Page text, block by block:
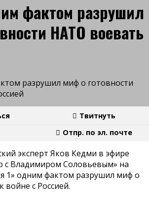
фактом разрушил
НАТО воевать
Твитнуть
Отпр. по эл. почте
эксперт Яков Кедми в эфире
с Владимиром Соловьевым» на
1» одним фактом разрушил миф о
войне с Россией.